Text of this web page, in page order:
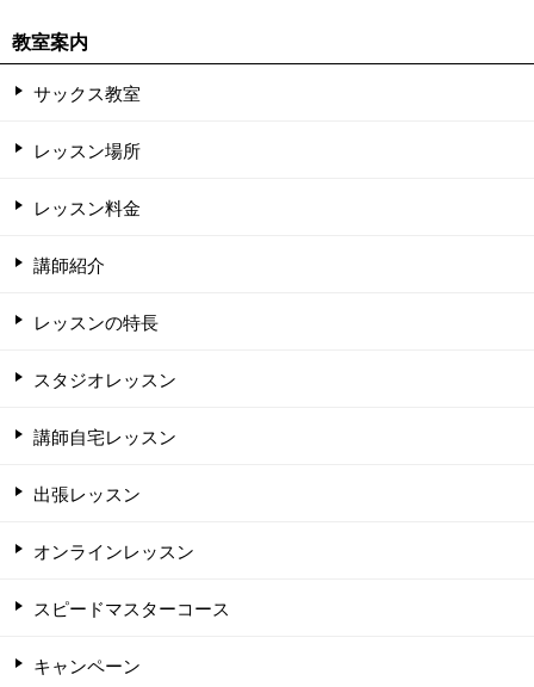
教室案内
サックス教室
レッスン場所
レッスン料金
講師紹介
レッスンの特長
スタジオレッスン
講師自宅レッスン
出張レッスン
オンラインレッスン
スピードマスターコース
キャンペーン